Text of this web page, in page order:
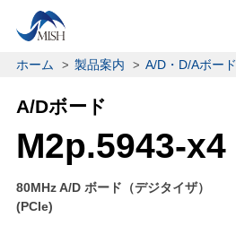
ホーム 製品案内 A/D・D/Aボード
A/Dボード
M2p.5943-x4
80MHz A/D ボード（デジタイザ）
(PCIe)